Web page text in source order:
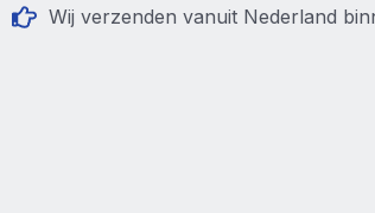
Wij verzenden vanuit Nederland